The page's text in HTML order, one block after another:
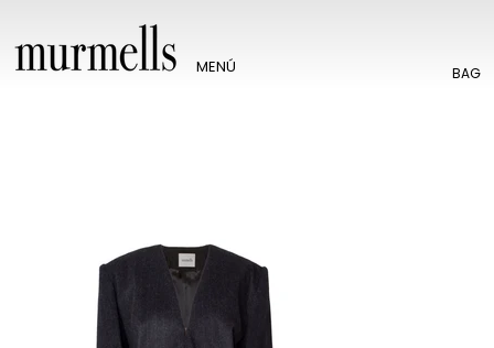
BAG
MENÚ